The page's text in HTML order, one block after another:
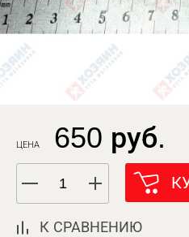
ЦЕНА 650 руб.
К СРАВНЕНИЮ